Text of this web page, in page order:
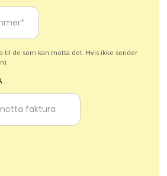
til de som kan motta det. Hvis ikke sender